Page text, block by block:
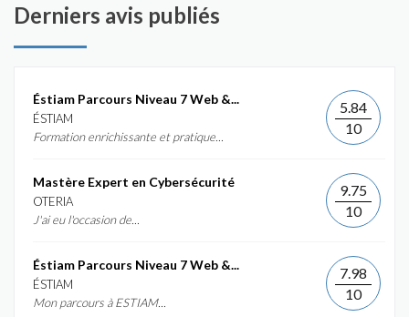
Derniers avis publiés
Éstiam Parcours Niveau 7 Web &...
ÉSTIAM
Formation enrichissante et pratique...
5.84
10
Mastère Expert en Cybersécurité
OTERIA
J'ai eu l'occasion de...
9.75
10
Éstiam Parcours Niveau 7 Web &...
ÉSTIAM
Mon parcours à ESTIAM...
7.98
10